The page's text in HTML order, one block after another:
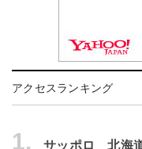
アクセスランキング
1.
サッポロ 北海